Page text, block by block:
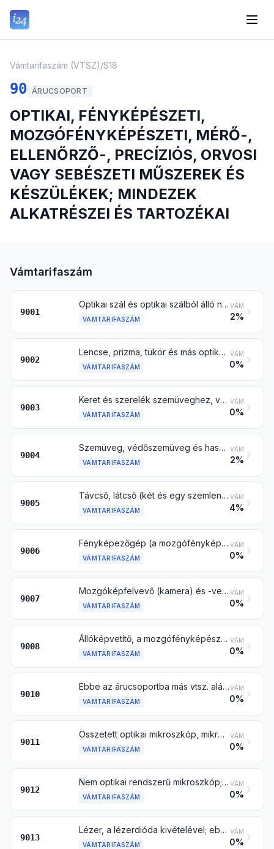
Vámtarifaszám (VTSZ)/S18
90 ÁRUCSOPORT
OPTIKAI, FÉNYKÉPÉSZETI,
MOZGÓFÉNYKÉPÉSZETI, MÉRŐ-,
ELLENŐRZŐ-, PRECÍZIÓS, ORVOSI
VAGY SEBÉSZETI MŰSZEREK ÉS
KÉSZÜLÉKEK; MINDEZEK
ALKATRÉSZEI ÉS TARTOZÉKAI
Vámtarifaszám
9001
Optikai szál és optikai szálból álló nyaláb; optikai szálból készült kábel, a 8544 vtsz. alá tartozó kivételével; polarizáló anyagból készült lap és lemez; bármilyen anyagból készült lencse (kontaktlencse is), prizma, tükör és más optikai elem nem szerelve, az optikailag nem megmunkált üvegből készült elem kivételével
VÁMTARIFASZÁM
VÁM
2%
9002
Lencse, prizma, tükör és más optikai elem bármilyen anyagból, szerelve, amely a műszer vagy készülék alkatrésze vagy szerelvénye, az optikailag nem megmunkált üvegből készült elem kivételével
VÁMTARIFASZÁM
VÁM
0%
9003
Keret és szerelék szemüveghez, védőszemüveghez vagy hasonlóhoz, és ezek alkatrésze
VÁMTARIFASZÁM
VÁM
0%
9004
Szemüveg, védőszemüveg és hasonló, látásjavító, védő- vagy más szemüveg
VÁMTARIFASZÁM
VÁM
2%
9005
Távcső, látcső (két és egy szemlencsés), más optikai teleszkóp és ezek foglalata; más csillagászati műszer és foglalata, a rádiócsillagászati műszer kivételével
VÁMTARIFASZÁM
VÁM
4%
9006
Fényképezőgép (a mozgófényképészeti kivételével); fényképészeti villanófény-készülék és villanókörte, a 8539 vtsz. alá tartozó kisülési cső kivételével
VÁMTARIFASZÁM
VÁM
0%
9007
Mozgóképfelvevő (kamera) és -vetítő, hangfelvevő vagy hanglejátszó készülékkel vagy anélkül
VÁMTARIFASZÁM
VÁM
0%
9008
Állóképvetítő, a mozgófényképészeti-gép kivételével; fényképészeti nagyító és kicsinyítő (a mozgó-fényképészeti kivételével)
VÁMTARIFASZÁM
VÁM
0%
9010
Ebbe az árucsoportba más vtsz. alá nem besorolható fényképészeti (mozgófényképészeti is) készülék és berendezés laboratóriumi használatra; negatív-kiértékelő; vetítővászon
VÁMTARIFASZÁM
VÁM
0%
9011
Összetett optikai mikroszkóp, mikro-fényképészeti, mikro-mozgófényképészeti mikroszkóp vagy mikro-képvetítő is
VÁMTARIFASZÁM
VÁM
0%
9012
Nem optikai rendszerű mikroszkóp; fénytörő készülék
VÁMTARIFASZÁM
VÁM
0%
9013
Lézer, a lézerdióda kivételével; ebben az árucsoportban máshol nem említett más optikai készülék és műszer
VÁMTARIFASZÁM
VÁM
0%